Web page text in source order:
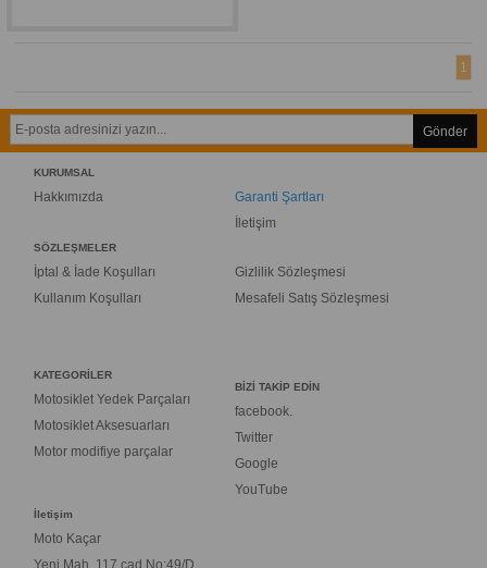
1
Gönder
KURUMSAL
Hakkımızda
Garanti Şartları
İletişim
SÖZLEŞMELER
İptal & İade Koşulları
Kullanım Koşulları
Gizlilik Sözleşmesi
Mesafeli Satış Sözleşmesi
KATEGORİLER
Motosiklet Yedek Parçaları
Motosiklet Aksesuarları
Motor modifiye parçalar
BİZİ TAKİP EDİN
facebook.
Twitter
Google
YouTube
İletişim
Moto Kaçar
Yeni Mah. 117.cad No:49/D